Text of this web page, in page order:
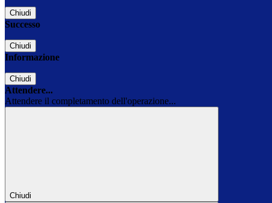
Chiudi
Successo
Chiudi
Informazione
Chiudi
Attendere...
Attendere il completamento dell'operazione...
Chiudi